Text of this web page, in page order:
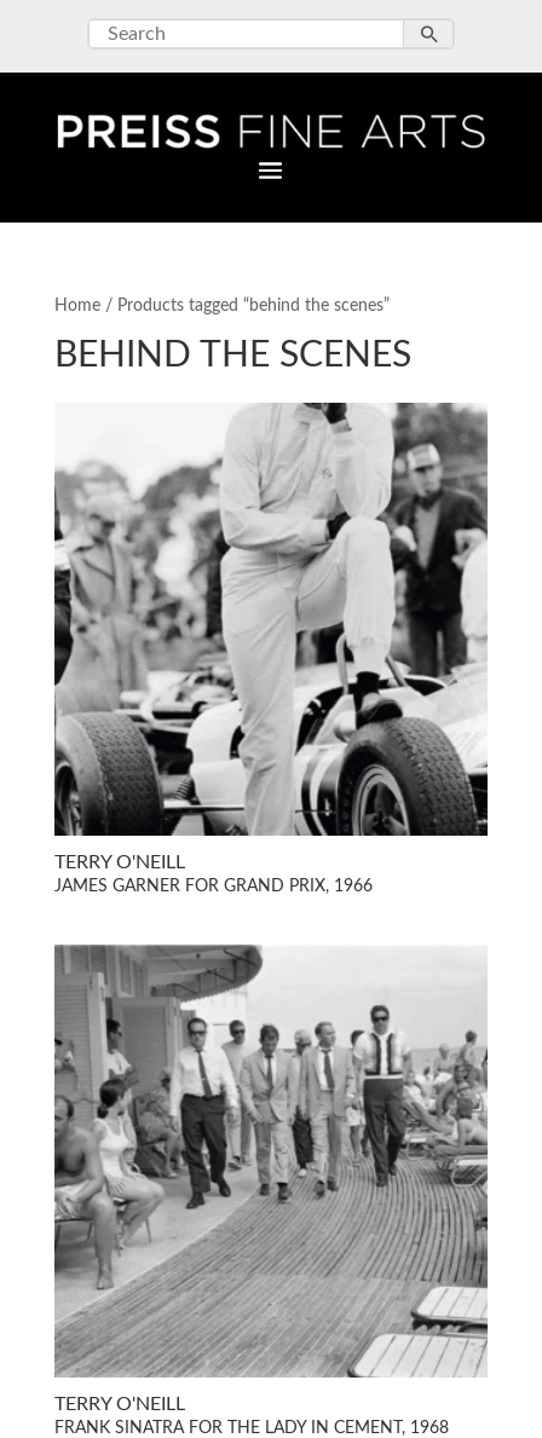
Home/ Products tagged “behind the scenes”
BEHIND THE SCENES
TERRY O'NEILL
JAMES GARNER FOR GRAND PRIX, 1966
TERRY O'NEILL
FRANK SINATRA FOR THE LADY IN CEMENT, 1968